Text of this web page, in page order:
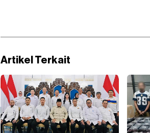
Artikel Terkait